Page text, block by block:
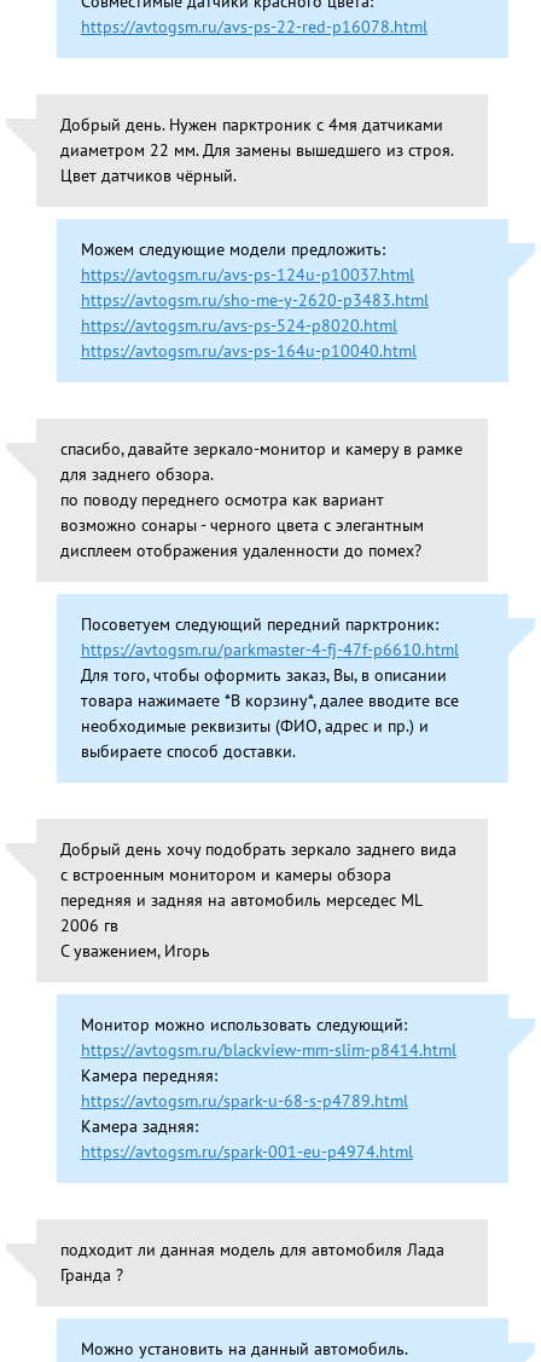
https://avtogsm.ru/avs-ps-22-red-p16078.html
Добрый день. Нужен парктроник с 4мя датчиками
диаметром 22 мм. Для замены вышедшего из строя.
Цвет датчиков чёрный.
Можем следующие модели предложить:
https://avtogsm.ru/avs-ps-124u-p10037.html
https://avtogsm.ru/sho-me-y-2620-p3483.html
https://avtogsm.ru/avs-ps-524-p8020.html
https://avtogsm.ru/avs-ps-164u-p10040.html
спасибо, давайте зеркало-монитор и камеру в рамке
для заднего обзора.
по поводу переднего осмотра как вариант
возможно сонары - черного цвета с элегантным
дисплеем отображения удаленности до помех?
Посоветуем следующий передний парктроник:
https://avtogsm.ru/parkmaster-4-fj-47f-p6610.html
Для того, чтобы оформить заказ, Вы, в описании
товара нажимаете *В корзину*, далее вводите все
необходимые реквизиты (ФИО, адрес и пр.) и
выбираете способ доставки.
Добрый день хочу подобрать зеркало заднего вида
с встроенным монитором и камеры обзора
передняя и задняя на автомобиль мерседес ML
2006 гв
С уважением, Игорь
Монитор можно использовать следующий:
https://avtogsm.ru/blackview-mm-slim-p8414.html
Камера передняя:
https://avtogsm.ru/spark-u-68-s-p4789.html
Камера задняя:
https://avtogsm.ru/spark-001-eu-p4974.html
подходит ли данная модель для автомобиля Лада
Гранда ?
Можно установить на данный автомобиль.